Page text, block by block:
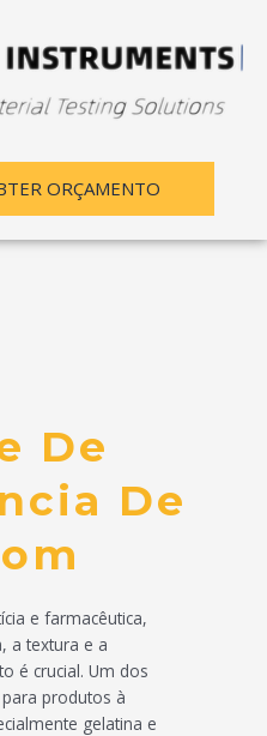
ORÇAMENTO
De
De
e farmacêutica,
a textura e a
é crucial. Um dos
produtos à
gelatina e